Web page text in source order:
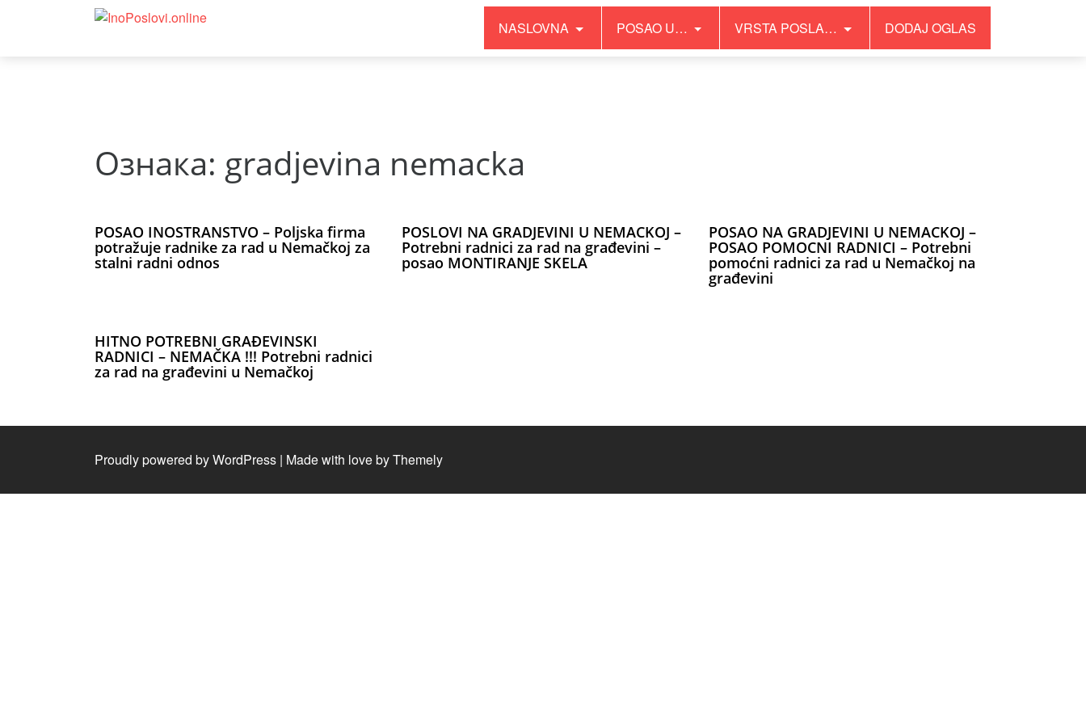
: Function curl_close() is deprecated since 8.5, as it has no effect since PHP 8.0 in/home/inopgyvd/public_html/wp-content/plugins/wonderpush-web-push-
NASLOVNA POSAO U… VRSTA POSLA… DODAJ OGLAS
Ознака: gradjevina nemacka
POSAO INOSTRANSTVO – Poljska firma
potražuje radnike za rad u Nemačkoj za
stalni radni odnos
POSLOVI NA GRADJEVINI U NEMACKOJ –
Potrebni radnici za rad na građevini –
posao MONTIRANJE SKELA
POSAO NA GRADJEVINI U NEMACKOJ –
POSAO POMOCNI RADNICI – Potrebni
pomoćni radnici za rad u Nemačkoj na
građevini
HITNO POTREBNI GRAĐEVINSKI
RADNICI – NEMAČKA !!! Potrebni radnici
za rad na građevini u Nemačkoj
Proudly powered by WordPress | Made with love byThemely